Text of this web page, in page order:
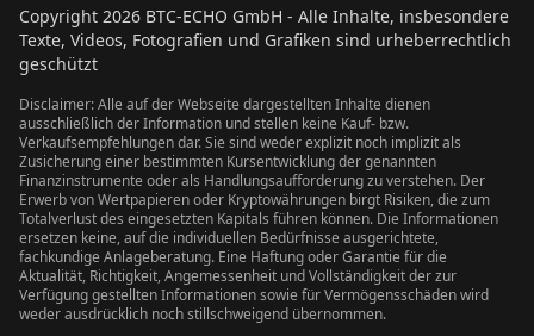
Copyright 2026 BTC-ECHO GmbH - Alle Inhalte, insbesondere
Texte, Videos, Fotografien und Grafiken sind urheberrechtlich
geschützt
Disclaimer: Alle auf der Webseite dargestellten Inhalte dienen
ausschließlich der Information und stellen keine Kauf- bzw.
Verkaufsempfehlungen dar. Sie sind weder explizit noch implizit als
Zusicherung einer bestimmten Kursentwicklung der genannten
Finanzinstrumente oder als Handlungsaufforderung zu verstehen. Der
Erwerb von Wertpapieren oder Kryptowährungen birgt Risiken, die zum
Totalverlust des eingesetzten Kapitals führen können. Die Informationen
ersetzen keine, auf die individuellen Bedürfnisse ausgerichtete,
fachkundige Anlageberatung. Eine Haftung oder Garantie für die
Aktualität, Richtigkeit, Angemessenheit und Vollständigkeit der zur
Verfügung gestellten Informationen sowie für Vermögensschäden wird
weder ausdrücklich noch stillschweigend übernommen.